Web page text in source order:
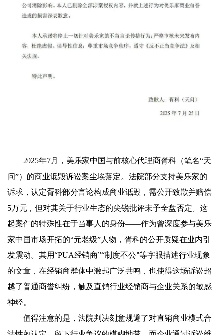
2025年7月，美乐家中国与前核心代理商胥科（笔名“天
问”）的商业诋毁诉讼案尘埃落定。法院部分支持美乐家的
诉求，认定胥科部分言论构成商业诋毁，需公开致歉并赔偿
5万元，但对其关于行业生态的尖锐批评未予全盘否定。这
起案件的特殊性在于当事人的身份——作为曾深度参与美乐
家中国市场开拓的“元老级”人物，胥科的公开质疑在业内引
发震动。其用“PUA经销商”“制度不公”等字眼描述行业现象
的文章，在经销商群体中激起广泛共鸣，也使得这场诉讼超
越了普通商誉纠纷，触及直销行业经销商与企业关系的敏感
神经。
值得注意的是，法院判决刻意规避了对直销商业模式合